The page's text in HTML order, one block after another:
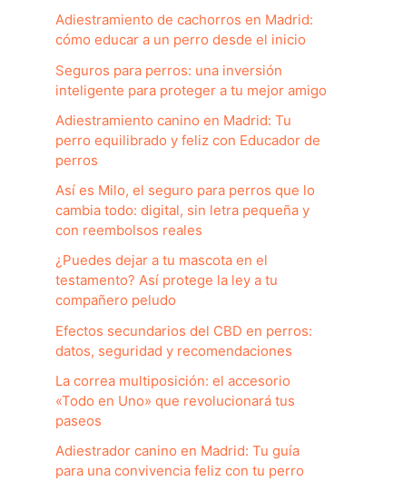
Adiestramiento de cachorros en Madrid:
cómo educar a un perro desde el inicio
Seguros para perros: una inversión
inteligente para proteger a tu mejor amigo
Adiestramiento canino en Madrid: Tu
perro equilibrado y feliz con Educador de
perros
Así es Milo, el seguro para perros que lo
cambia todo: digital, sin letra pequeña y
con reembolsos reales
¿Puedes dejar a tu mascota en el
testamento? Así protege la ley a tu
compañero peludo
Efectos secundarios del CBD en perros:
datos, seguridad y recomendaciones
La correa multiposición: el accesorio
«Todo en Uno» que revolucionará tus
paseos
Adiestrador canino en Madrid: Tu guía
para una convivencia feliz con tu perro